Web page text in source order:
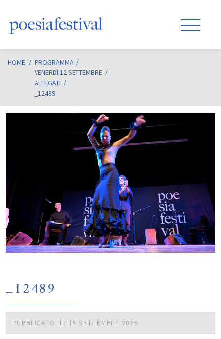
HOME / PROGRAMMA
VENERDÌ 12 SETTEMBRE
ALLEGATI
_12489
_12489
PUBBLICATO IL: 15 SETTEMBRE 2025